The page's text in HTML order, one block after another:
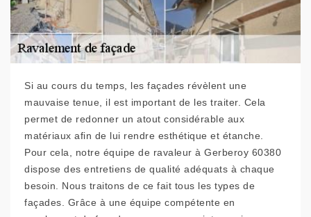
Si au cours du temps, les façades révèlent une
mauvaise tenue, il est important de les traiter. Cela
permet de redonner un atout considérable aux
matériaux afin de lui rendre esthétique et étanche.
Pour cela, notre équipe de ravaleur à Gerberoy 60380
dispose des entretiens de qualité adéquats à chaque
besoin. Nous traitons de ce fait tous les types de
façades. Grâce à une équipe compétente en